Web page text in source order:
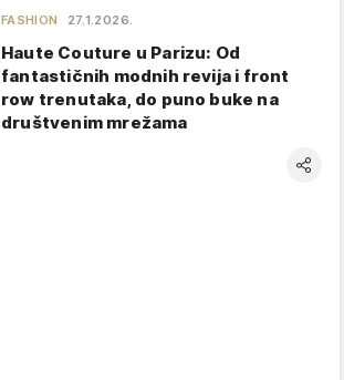
FASHION 27.1.2026.
Haute Couture u Parizu: Od
fantastičnih modnih revija i front
row trenutaka, do puno buke na
društvenim mrežama